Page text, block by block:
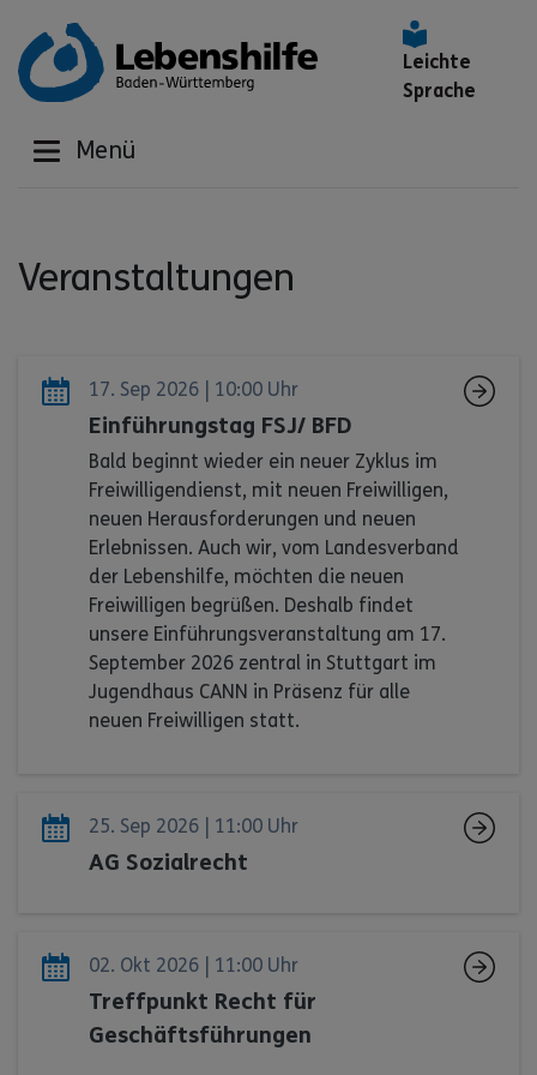
Leichte
Sprache
Menü
Veranstaltungen
17. Sep 2026 | 10:00 Uhr
Einführungstag FSJ/ BFD
Bald beginnt wieder ein neuer Zyklus im
Freiwilligendienst, mit neuen Freiwilligen,
neuen Herausforderungen und neuen
Erlebnissen. Auch wir, vom Landesverband
der Lebenshilfe, möchten die neuen
Freiwilligen begrüßen. Deshalb findet
unsere Einführungsveranstaltung am 17.
September 2026 zentral in Stuttgart im
Jugendhaus CANN in Präsenz für alle
neuen Freiwilligen statt.
25. Sep 2026 | 11:00 Uhr
AG Sozialrecht
02. Okt 2026 | 11:00 Uhr
Treffpunkt Recht für
Geschäftsführungen